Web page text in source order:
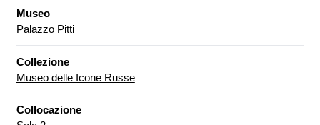
Museo
Palazzo Pitti
Collezione
Museo delle Icone Russe
Collocazione